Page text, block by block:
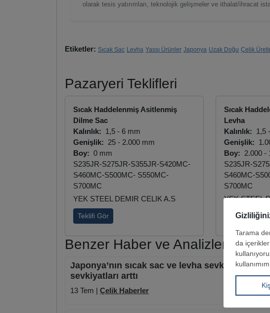
olarak tesis yatırımları, teknolojik gelişmeler ve ithalat/ihracat
Etiketler: Sıcak Sac Levha Yassı Ürünler Japonya Uzak Doğu Çelik
Pazaryeri Teklifleri
Sıcak Haddelenmiş Asitlenmiş
Dilme Sac
Kalınlık: 1,5 - 6 mm
Genişlik: 25 - 2.000 mm
Boy: 0 mm
S235JR-S275JR-S355JR-S420MC-
S460MC-S500MC- S550MC-
S700MC
YEK STEEL DEMIR CELIK A.S
Teklifi Gör
Sıcak
Levha
Kalınlık: 1,5
Genişlik:
Boy: 2.000 -
S235JR-
S460MC-
S700MC
YEK STEEL
Teklifi Gör
Benzer Haber ve Analizler
Japonya’nın sıcak sac ve levha sevkiyatları
sevkiyatları arttı
13 Tem | Çelik Haberler